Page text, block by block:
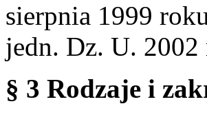
sierpnia 1999
jedn. Dz. U.
§ 3 Rodzaje i